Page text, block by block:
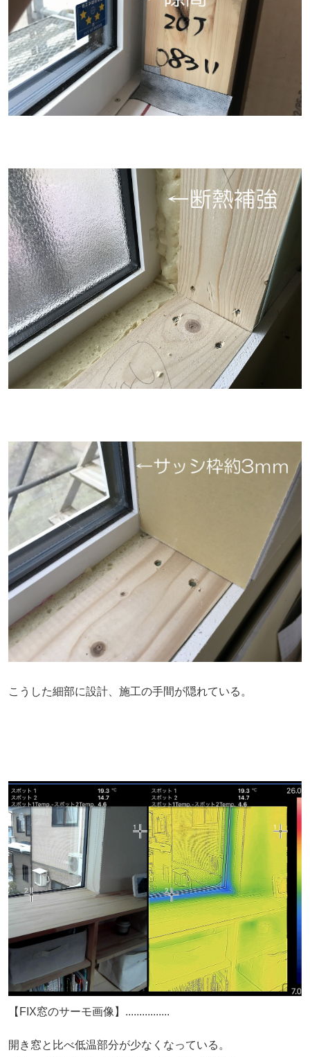
こうした細部に設計、施工の手間が隠れている。
【FIX窓のサーモ画像】................
開き窓と比べ低温部分が少なくなっている。